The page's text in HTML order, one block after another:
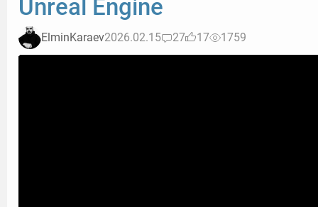
Unreal Engine
ElminKaraev2026.02.15 27 17 1759